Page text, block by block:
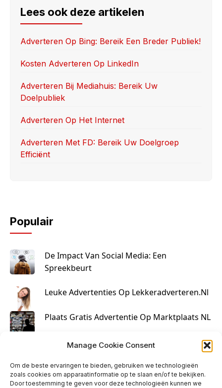
Manage Cookie Consent
Om de beste ervaringen te bieden, gebruiken we technologieën
zoals cookies om apparaatinformatie op te slaan en/of te bekijken.
Door toestemming te geven voor deze technologieën kunnen we
e
b
o
o
o
d
o
n
e
Lees ook deze artikelen
Adverteren Op Bing: Bereik Een Breder Publiek!
Kosten Adverteren Op LinkedIn
Adverteren Bij Mediahuis: Bereik Uw
Doelpubliek
Adverteren Op Het Internet
Adverteren Met FD: Bereik Uw Doelgroep
Efficiënt
Populair
De Impact Van Social Media: Een
Spreekbeurt
Leuke Advertenties Op Lekkeradverteren.nl
Plaats Gratis Advertentie Op Marktplaats NL
Kruisbestuiving Voor Succesvolle Marketing